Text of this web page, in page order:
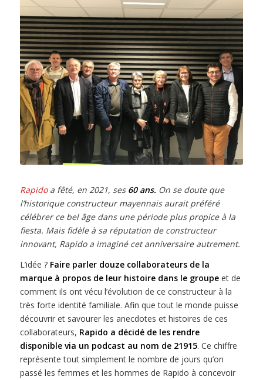
Rapidoa fêté, en 2021, ses60 ans. On se doute que
l’historique constructeur mayennais aurait préféré
célébrer ce bel âge dans une période plus propice à la
fiesta. Mais fidèle à sa réputation de constructeur
innovant, Rapido a imaginé cet anniversaire autrement.
L’idée ? Faire parler douze collaborateurs de la
marque à propos de leur histoire dans le groupeet de
comment ils ont vécu l’évolution de ce constructeur à la
très forte identité familiale. Afin que tout le monde puisse
découvrir et savourer les anecdotes et histoires de ces
collaborateurs, Rapido a décidé de les rendre
disponible via un podcast au nom de 21915. Ce chiffre
représente tout simplement le nombre de jours qu’on
passé les femmes et les hommes de Rapido à concevoir